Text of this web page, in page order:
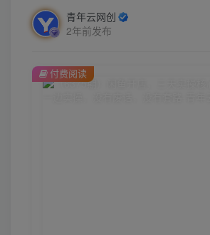
青年云网创
2年前发布
付费阅读